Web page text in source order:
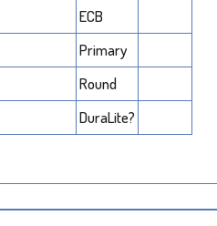
ECB
Primary
Round
DuraLite?